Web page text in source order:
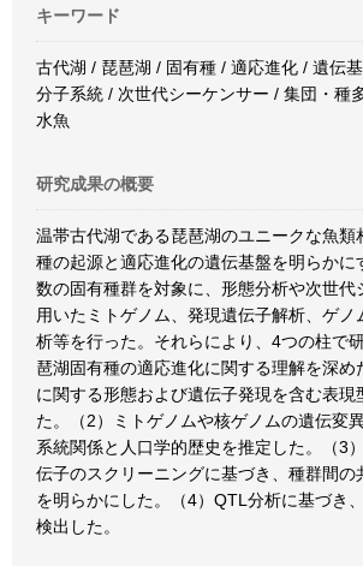
キーワード
古代湖 / 琵琶湖 / 固有種 / 適応進化 / 遺伝
分子系統 / 次世代シーケンサー / 集団・種
水魚
研究成果の概要
温帯古代湖である琵琶湖のユニークな魚類
種の起源と適応進化の遺伝基盤を明らかに
数の固有種群を対象に、形態分析や次世代
用いたミトゲノム、発現遺伝子解析、ゲノ
析等を行った。それらにより、4つの柱で
琶湖固有種の適応進化に関する理解を深め
に関する形態および遺伝子発現を含む表現
た。（2）ミトゲノムや核ゲノムの遺伝変
系統関係と人口学的歴史を推定した。（3
伝子のスクリーニングに基づき、種群間の
を明らかにした。（4）QTL分析に基づき
検出した。